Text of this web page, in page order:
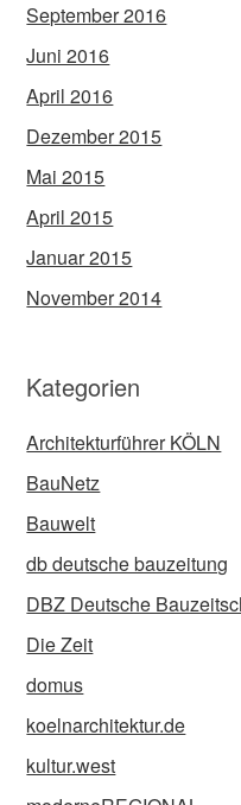
September 2016
Juni 2016
April 2016
Dezember 2015
Mai 2015
April 2015
Januar 2015
November 2014
Kategorien
Architekturführer KÖLN
BauNetz
Bauwelt
db deutsche bauzeitung
DBZ Deutsche
Die Zeit
domus
koelnarchitektur.de
kultur.west